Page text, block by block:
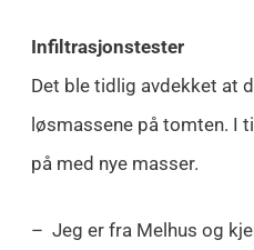
Infiltrasjonstester
Det ble tidlig avdekket at
løsmassene på tomten. I
på med nye masser.
– Jeg er fra Melhus og